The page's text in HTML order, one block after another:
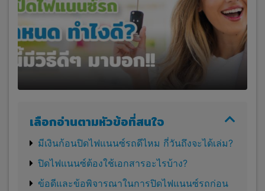
เลือกอ่านตามหัวข้อที่สนใจ
มีเงินก้อนปิดไฟแนนซ์รถดีไหม กี่วันถึงจะได้เล่ม?
ปิดไฟแนนซ์ต้องใช้เอกสารอะไรบ้าง?
ข้อดีและข้อพิจารณาในการปิดไฟแนนซ์รถก่อน